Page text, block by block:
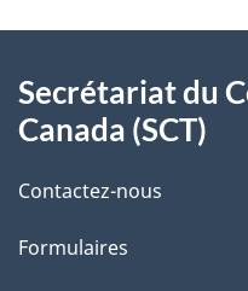
l
s
d
e
l
propos
ce
site
Secrétariat du
Canada (SCT)
Contactez-nous
Formulaires